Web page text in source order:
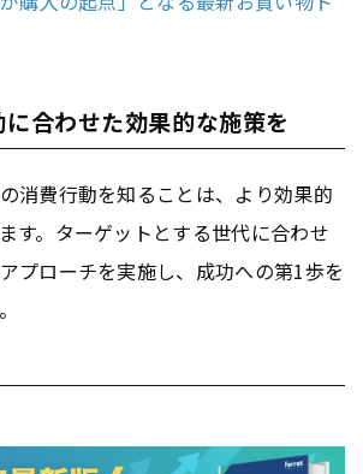
合わせた効果的な施策を
消費行動を知ることは、より効果的
す。ターゲットとする世代に合わせ
プローチを実施し、成功への第1歩を